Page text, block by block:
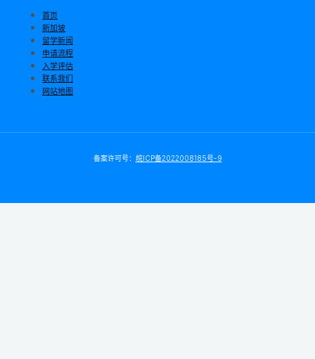
首页
新加坡
留学新闻
申请流程
入学评估
联系我们
网站地图
备案许可号： 皖ICP备2022008185号-9